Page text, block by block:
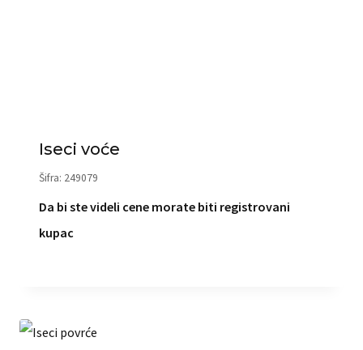
Iseci voće
Šifra: 249079
Da bi ste videli cene morate biti registrovani
kupac